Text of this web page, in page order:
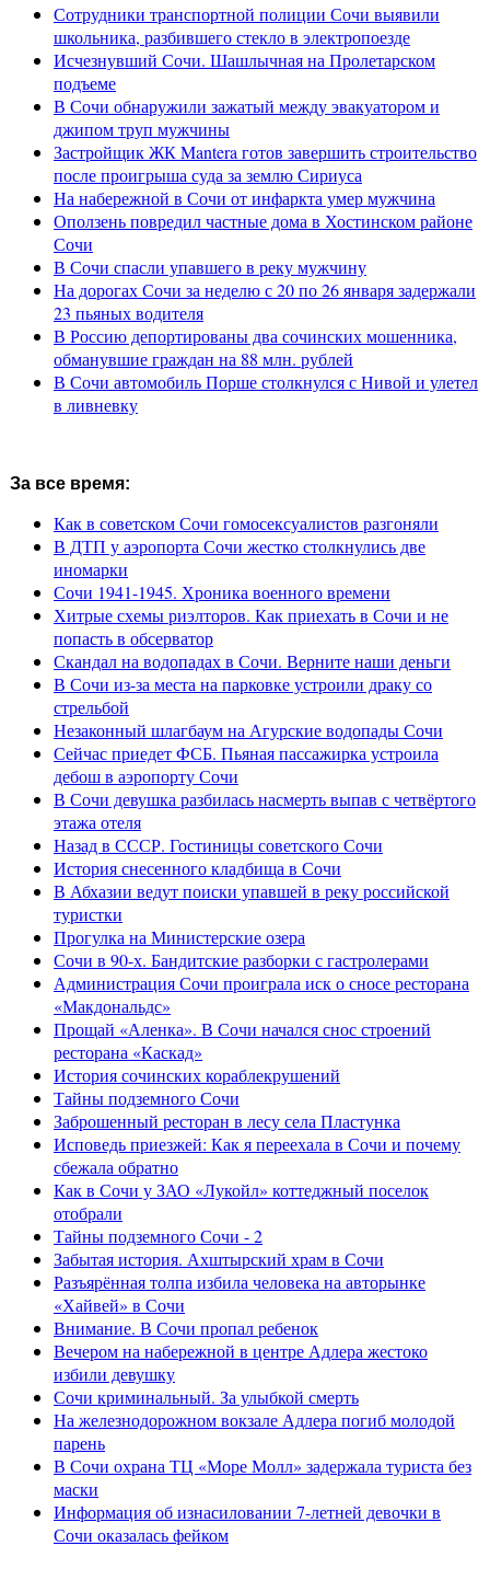
Сотрудники транспортной полиции Сочи выявили
школьника, разбившего стекло в электропоезде
Исчезнувший Сочи. Шашлычная на Пролетарском
подъеме
В Сочи обнаружили зажатый между эвакуатором и
джипом труп мужчины
Застройщик ЖК Mantera готов завершить строительство
после проигрыша суда за землю Сириуса
На набережной в Сочи от инфаркта умер мужчина
Оползень повредил частные дома в Хостинском районе
Сочи
В Сочи спасли упавшего в реку мужчину
На дорогах Сочи за неделю с 20 по 26 января задержали
23 пьяных водителя
В Россию депортированы два сочинских мошенника,
обманувшие граждан на 88 млн. рублей
В Сочи автомобиль Порше столкнулся с Нивой и улетел
в ливневку
За все время:
Как в советском Сочи гомосексуалистов разгоняли
В ДТП у аэропорта Сочи жестко столкнулись две
иномарки
Сочи 1941-1945. Хроника военного времени
Хитрые схемы риэлторов. Как приехать в Сочи и не
попасть в обсерватор
Скандал на водопадах в Сочи. Верните наши деньги
В Сочи из-за места на парковке устроили драку со
стрельбой
Незаконный шлагбаум на Агурские водопады Сочи
Сейчас приедет ФСБ. Пьяная пассажирка устроила
дебош в аэропорту Сочи
В Сочи девушка разбилась насмерть выпав с четвёртого
этажа отеля
Назад в СССР. Гостиницы советского Сочи
История снесенного кладбища в Сочи
В Абхазии ведут поиски упавшей в реку российской
туристки
Прогулка на Министерские озера
Сочи в 90-х. Бандитские разборки с гастролерами
Администрация Сочи проиграла иск о сносе ресторана
«Макдональдс»
Прощай «Аленка». В Сочи начался снос строений
ресторана «Каскад»
История сочинских кораблекрушений
Тайны подземного Сочи
Заброшенный ресторан в лесу села Пластунка
Исповедь приезжей: Как я переехала в Сочи и почему
сбежала обратно
Как в Сочи у ЗАО «Лукойл» коттеджный поселок
отобрали
Тайны подземного Сочи - 2
Забытая история. Ахштырский храм в Сочи
Разъярённая толпа избила человека на авторынке
«Хайвей» в Сочи
Внимание. В Сочи пропал ребенок
Вечером на набережной в центре Адлера жестоко
избили девушку
Сочи криминальный. За улыбкой смерть
На железнодорожном вокзале Адлера погиб молодой
парень
В Сочи охрана ТЦ «Море Молл» задержала туриста без
маски
Информация об изнасиловании 7-летней девочки в
Сочи оказалась фейком